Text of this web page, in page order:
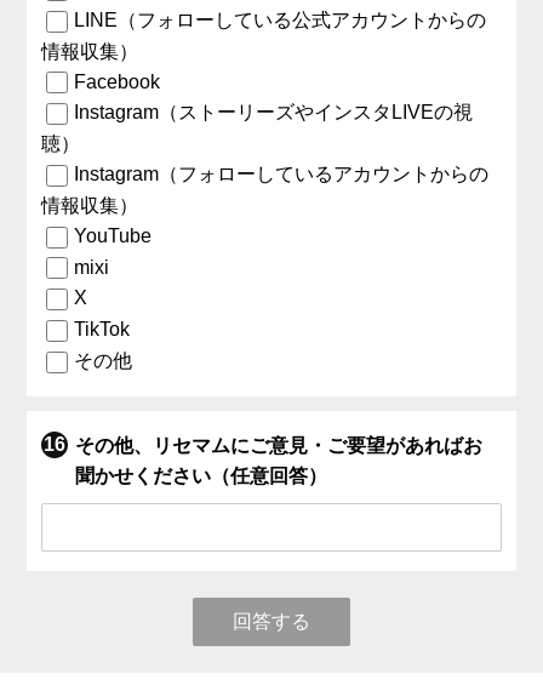
LINE（フォローしている公式アカウントからの
情報収集）
Facebook
Instagram（ストーリーズやインスタLIVEの視
聴）
Instagram（フォローしているアカウントからの
情報収集）
YouTube
mixi
X
TikTok
その他
その他、リセマムにご意見・ご要望があればお
聞かせください（任意回答）
回答する